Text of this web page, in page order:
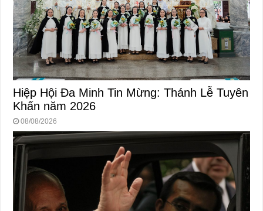
Hiệp Hội Đa Minh Tin Mừng: Thánh Lễ Tuyên
Khấn năm 2026
08/08/2026